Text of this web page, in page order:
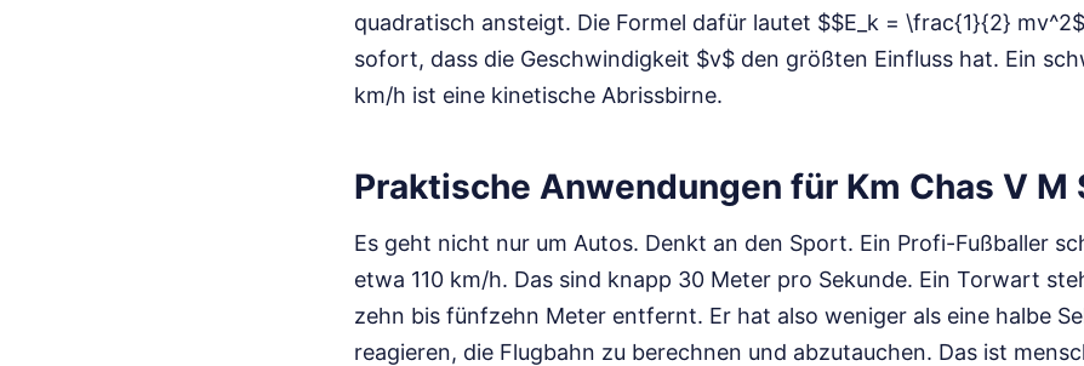
quadratisch ansteigt. Die Formel dafür lautet $$E_k = \frac{1}{2}
sofort, dass die Geschwindigkeit $v$ den größten Einfluss hat. Ein
km/h ist eine kinetische Abrissbirne.
Praktische Anwendungen für Km Chas V M
Es geht nicht nur um Autos. Denkt an den Sport. Ein Profi-Fußballer
etwa 110 km/h. Das sind knapp 30 Meter pro Sekunde. Ein Torwart
zehn bis fünfzehn Meter entfernt. Er hat also weniger als eine halbe
reagieren, die Flugbahn zu berechnen und abzutauchen. Das ist